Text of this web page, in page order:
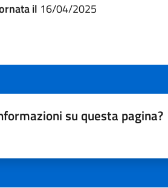
il 16/04/2025
su questa pagina?